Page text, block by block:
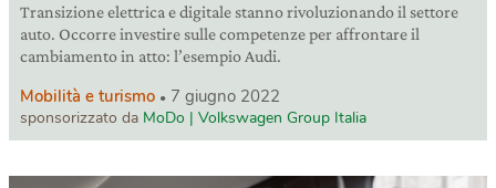
Transizione elettrica e digitale stanno rivoluzionando il settore
auto. Occorre investire sulle competenze per affrontare il
cambiamento in atto: l’esempio Audi.
Mobilità e turismo 7 giugno 2022
sponsorizzato da MoDo | Volkswagen Group Italia